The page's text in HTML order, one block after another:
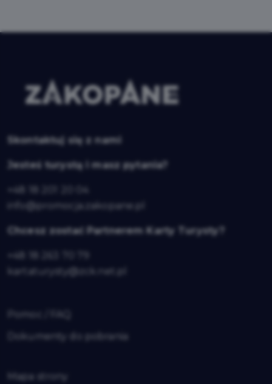
Skontaktuj się z nami
Jesteś turystą i masz pytania?
info@promocja.zakopane.pl
Chcesz zostać Partnerem Karty Turysty?
kartaturysty@zck.net.pl
Dokumenty do pobrania
Mapa strony